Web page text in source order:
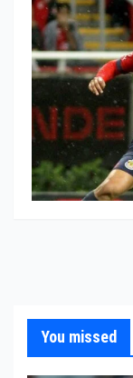
You missed